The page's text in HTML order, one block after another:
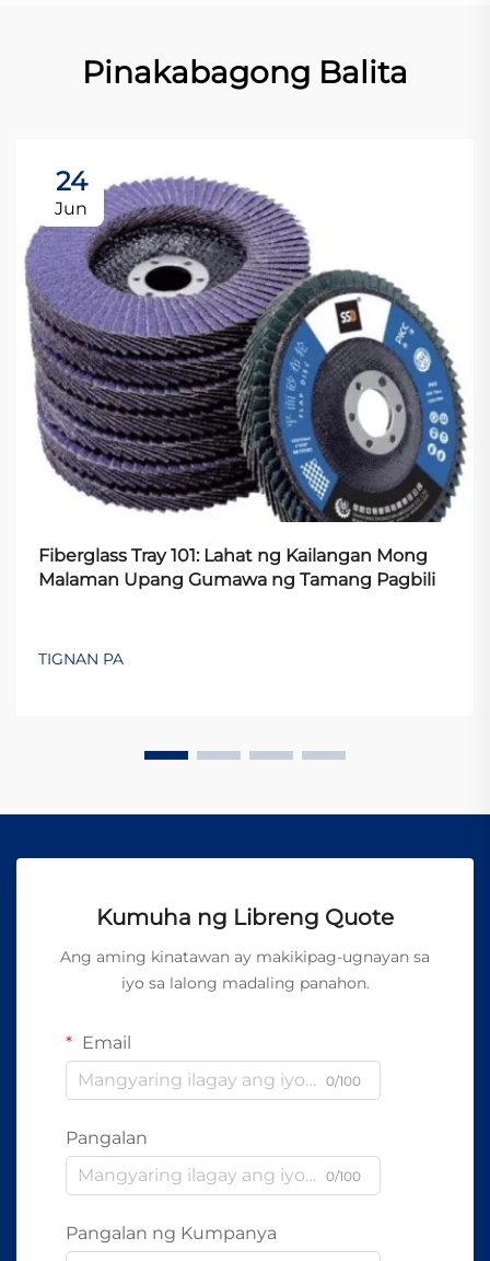
Pinakabagong Balita
24
Jun
Fiberglass Tray 101: Lahat ng Kailangan Mong
Malaman Upang Gumawa ng Tamang Pagbili
TIGNAN PA
Kumuha ng Libreng Quote
Ang aming kinatawan ay makikipag-ugnayan sa
iyo sa lalong madaling panahon.
Email
0/100
Pangalan
0/100
Pangalan ng Kumpanya